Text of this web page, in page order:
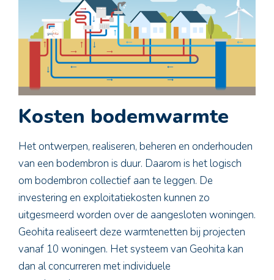
Kosten bodemwarmte
Het ontwerpen, realiseren, beheren en onderhouden
van een bodembron is duur. Daarom is het logisch
om bodembron collectief aan te leggen. De
investering en exploitatiekosten kunnen zo
uitgesmeerd worden over de aangesloten woningen.
Geohita realiseert deze warmtenetten bij projecten
vanaf 10 woningen. Het systeem van Geohita kan
dan al concurreren met individuele